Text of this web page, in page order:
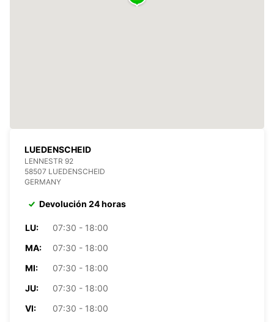
LUEDENSCHEID
LENNESTR 92
58507 LUEDENSCHEID
GERMANY
Devolución 24 horas
LU:
07:30 - 18:00
MA:
07:30 - 18:00
MI:
07:30 - 18:00
JU:
07:30 - 18:00
VI:
07:30 - 18:00